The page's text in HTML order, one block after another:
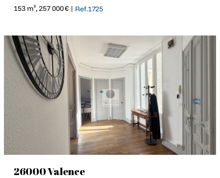
153 m², 257 000 € | Ref.1725
26000 Valence